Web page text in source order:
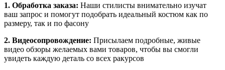
1. Обработка заказа: Наши стилисты внимательно изучат
ваш запрос и помогут подобрать идеальный костюм как по
размеру, так и по фасону
2. Видеосопровождение: Присылаем подробные, живые
видео обзоры желаемых вами товаров, чтобы вы смогли
увидеть каждую деталь со всех ракурсов